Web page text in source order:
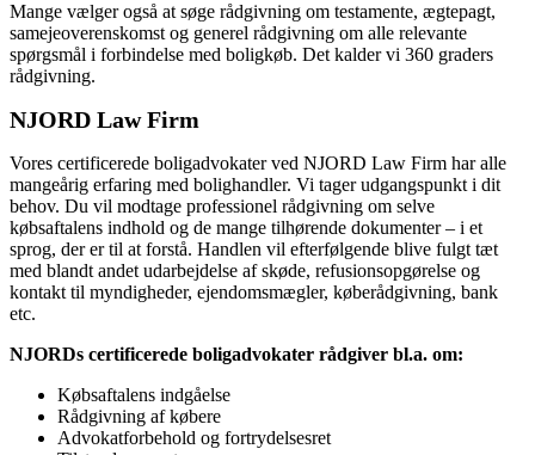
Mange vælger også at søge rådgivning om testamente, ægtepagt,
samejeoverenskomst og generel rådgivning om alle relevante
spørgsmål i forbindelse med boligkøb. Det kalder vi 360 graders
rådgivning.
NJORD Law Firm
Vores certificerede boligadvokater ved NJORD Law Firm har alle
mangeårig erfaring med bolighandler. Vi tager udgangspunkt i dit
behov. Du vil modtage professionel rådgivning om selve
købsaftalens indhold og de mange tilhørende dokumenter – i et
sprog, der er til at forstå. Handlen vil efterfølgende blive fulgt tæt
med blandt andet udarbejdelse af skøde, refusionsopgørelse og
kontakt til myndigheder, ejendomsmægler, køberådgivning, bank
etc.
NJORDs certificerede boligadvokater rådgiver bl.a. om:
Købsaftalens indgåelse
Rådgivning af købere
Advokatforbehold og fortrydelsesret